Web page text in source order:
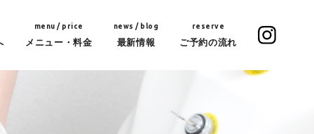
menu / price
メニュー・料金
news / blog
最新情報
reserve
ご予約の流れ